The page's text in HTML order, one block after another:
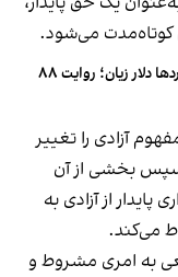
کوتاه‌مدت می‌شود.
اینترنت، معیشت و میلیاردها دلار زیان؛ روایت ۸۸
آزادی را تغییر
سپس بخشی از آن
پایدار از آزادی به
می‌کند.
به امری مشروط و